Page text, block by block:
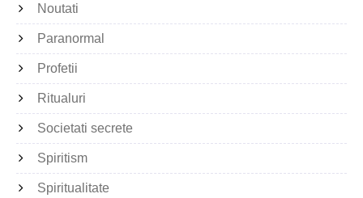
Noutati
Paranormal
Profetii
Ritualuri
Societati secrete
Spiritism
Spiritualitate